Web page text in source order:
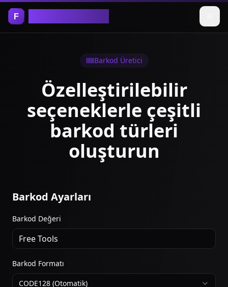
Barkod Üretici
Özelleştirilebilir
seçeneklerle çeşitli
barkod türleri
oluşturun
Barkod Ayarları
Barkod Değeri
Barkod Formatı
CODE128 (Otomatik)